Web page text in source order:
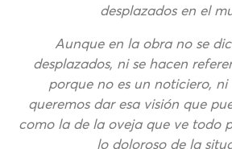
desplazados en el
Aunque en la obra no se
desplazados, ni se hacen
porque no es un noticiero, ni
queremos dar esa visión que
como la de la oveja que ve todo
lo doloroso de la